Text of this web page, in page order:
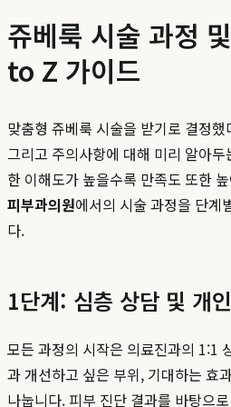
쥬베룩 시술 과정
to Z 가이드
맞춤형 쥬베룩 시술을 받기로 결정
그리고 주의사항에 대해 미리 알아
한 이해도가 높을수록 만족도 또한
피부과의원에서의 시술 과정을 단계
다.
1단계: 심층 상담 및 개
모든 과정의 시작은 의료진과의 1:1
과 개선하고 싶은 부위, 기대하는 효
나눕니다. 피부 진단 결과를 바탕으